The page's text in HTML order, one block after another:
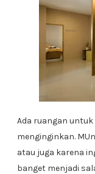
Ada ruangan untuk
menginginkan.
atau juga karena
banget menjadi